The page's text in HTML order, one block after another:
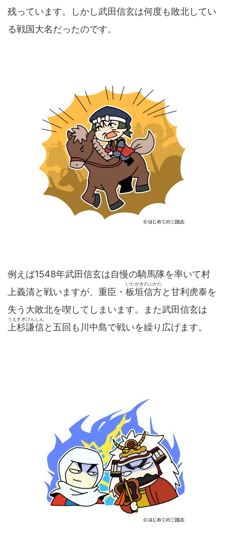
残っています。しかし武田信玄は何度も敗北してい
る戦国大名だったのです。
例えば1548年武田信玄は自慢の騎馬隊を率いて村
上義清と戦いますが、重臣・ 板垣信方
いたがきのぶかた
と甘利虎泰を
失う大敗北を喫してしまいます。また武田信玄は
上杉謙信
うえすぎけんしん
と五回も川中島で戦いを繰り広げます。